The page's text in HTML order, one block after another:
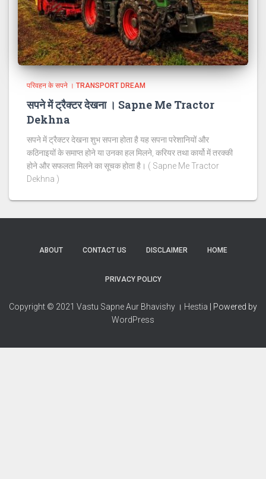
परिवहन के सपने । TRANSPORT DREAM
सपने में ट्रैक्टर देखना । Sapne Me Tractor
Dekhna
सपने में ट्रैक्टर देखना शुभ सपना होता है यह सपना परेशानियों और
कठिनाइयों के समाप्त होने या उनका हल मिलने, करियर तथा कार्यो में तरक्की
होने और सफलता मिलने का सूचक होता है। ( Sapne Me Tractor
Dekhna )
ABOUT CONTACT US DISCLAIMER HOME
PRIVACY POLICY
Copyright © 2021 Vastu Sapne Aur Bhavishy । Hestia | Powered by
WordPress